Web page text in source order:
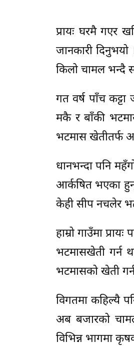
प्रायः घरमै गएर
जानकारी
किलो चामल भन्दै
गत वर्ष पाँच
मकै र बाँकी
भटमास खेतीतर्फ
धानभन्दा पनि
आर्कषित भएका
केही सीप नचलेर
हाम्रो गाउँमा
भटमासखेती गर्न
भटमासको खेती
विगतमा कहिल्यै
अब बजारको
विभिन्न भागमा